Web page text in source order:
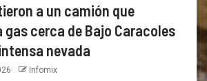
a un camión que
cerca de Bajo Caracoles
nevada
Infomix